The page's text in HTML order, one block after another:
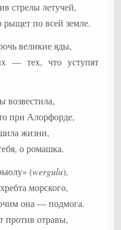
стрелы летучей,
рыщет по всей земле.
великие яды,
— тех, что уступят
возвестила,
при Алорфорде,
жизни,
о ромашка.
(wergulu),
морского,
она — подмога.
против отравы,